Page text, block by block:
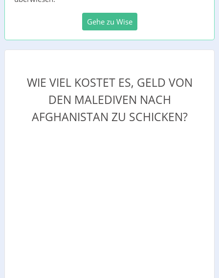
Gehe zu Wise
WIE VIEL KOSTET ES, GELD VON
DEN MALEDIVEN NACH
AFGHANISTAN ZU SCHICKEN?